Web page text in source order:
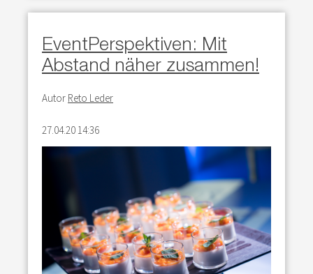
EventPerspektiven: Mit
Abstand näher zusammen!
Autor Reto Leder
27.04.20 14:36